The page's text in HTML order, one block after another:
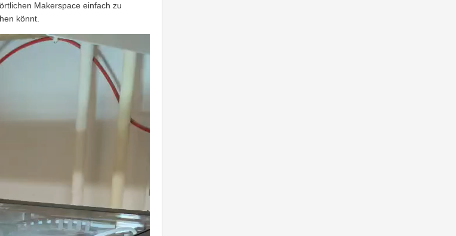
Makerspace einfach zu
könnt.